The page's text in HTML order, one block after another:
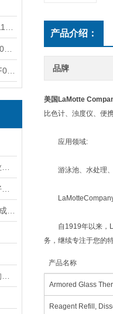
产品介绍：
品牌
美国LaMotte
比色计、浊度仪、便
应用领域:
游泳池、水处理、
LaMotteCompany
自1919年以来，
务，继续专注于您的
产品名称
Armored Glass
Reagent Refill,